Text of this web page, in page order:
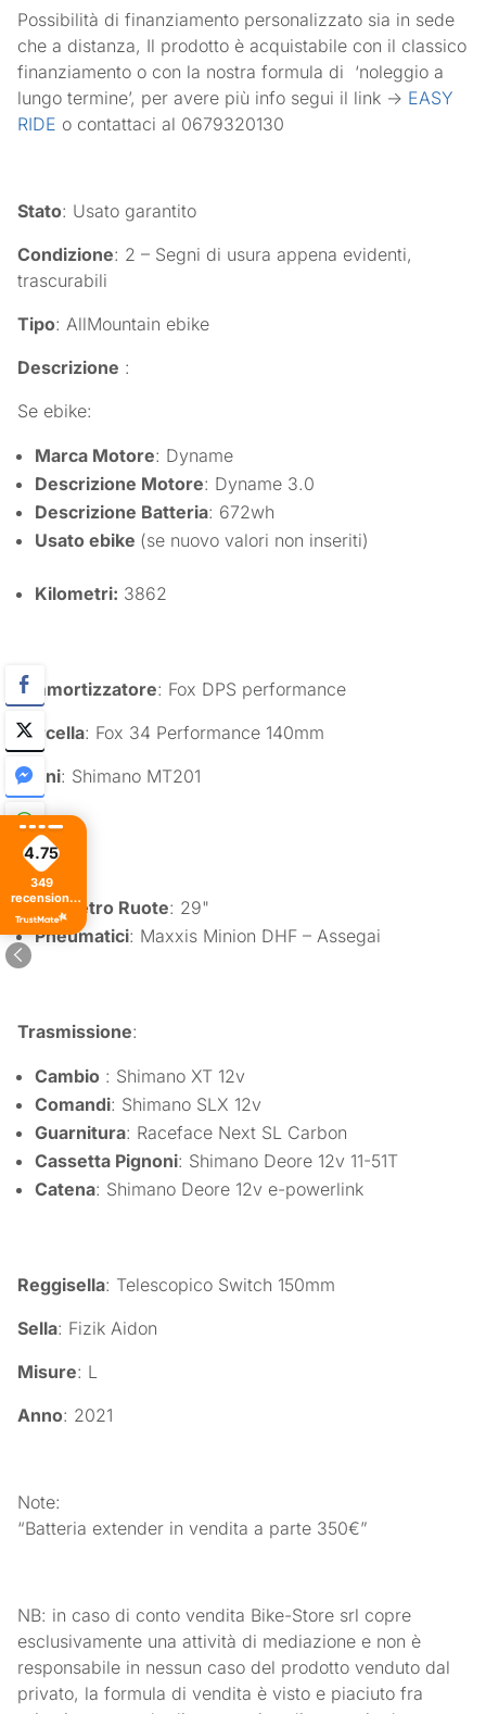
Possibilità di finanziamento personalizzato sia in sede
che a distanza, Il prodotto è acquistabile con il classico
finanziamento o con la nostra formula di ‘noleggio a
lungo termine’, per avere più info segui il link -> EASY
RIDE o contattaci al 0679320130
Stato: Usato garantito
Condizione: 2 – Segni di usura appena evidenti,
trascurabili
Tipo: AllMountain ebike
Descrizione :
Se ebike:
Marca Motore: Dyname
Descrizione Motore: Dyname 3.0
Descrizione Batteria: 672wh
Usato ebike (se nuovo valori non inseriti)
Kilometri: 3862
Ammortizzatore: Fox DPS performance
Forcella: Fox 34 Performance 140mm
Freni: Shimano MT201
Ruote
Diametro Ruote: 29"
Pneumatici: Maxxis Minion DHF – Assegai
Trasmissione:
Cambio : Shimano XT 12v
Comandi: Shimano SLX 12v
Guarnitura: Raceface Next SL Carbon
Cassetta Pignoni: Shimano Deore 12v 11-51T
Catena: Shimano Deore 12v e-powerlink
Reggisella: Telescopico Switch 150mm
Sella: Fizik Aidon
Misure: L
Anno: 2021
Note:
“Batteria extender in vendita a parte 350€”
NB: in caso di conto vendita Bike-Store srl copre
esclusivamente una attività di mediazione e non è
responsabile in nessun caso del prodotto venduto dal
privato, la formula di vendita è visto e piaciuto fra
4.75
349
recensioni
di tutti i
tempi